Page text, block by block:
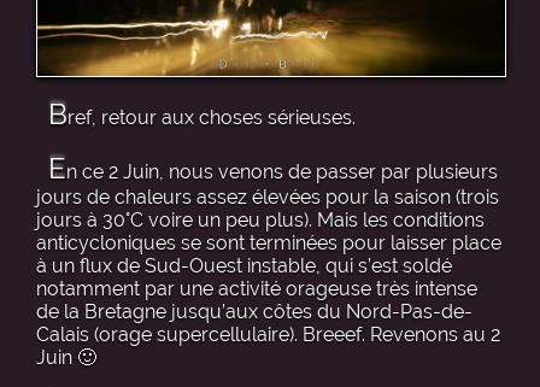
Bref, retour aux choses sérieuses.
En ce 2 Juin, nous venons de passer par plusieurs
jours de chaleurs assez élevées pour la saison (trois
jours à 30°C voire un peu plus). Mais les conditions
anticycloniques se sont terminées pour laisser place
à un flux de Sud-Ouest instable, qui s’est soldé
notamment par une activité orageuse très intense
de la Bretagne jusqu’aux côtes du Nord-Pas-de-
Calais (orage supercellulaire). Breeef. Revenons au 2
Juin 🙂